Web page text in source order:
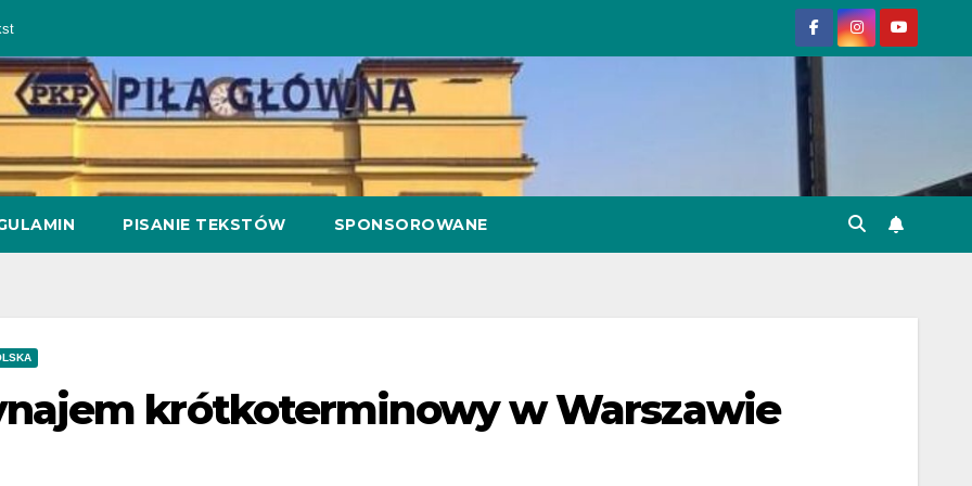
PISANIE TEKSTÓW SPONSOROWANE
krótkoterminowy w Warszawie